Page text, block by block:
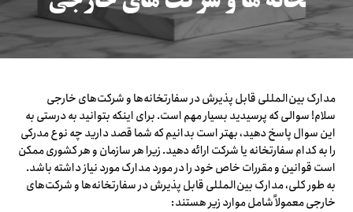
مدارک بین‌المللی قابل پذیرش در سفارتخانه‌ها و شرکت‌های خارجی
سلام! سوالی که پرسیدید بسیار مهم است. برای اینکه بتوانید به درستی به
این سوال پاسخ دهید، بهتر است بدانیم که شما قصد دارید چه نوع مدرکی
را به کدام سفارتخانه یا شرکت ارائه دهید. زیرا هر سازمان و هر کشوری ممکن
است قوانین و مقررات خاص خود را در مورد مدارک مورد نیاز داشته باشد.
به طور کلی، مدارک بین‌المللی قابل پذیرش در سفارتخانه‌ها و شرکت‌های
خارجی معمولاً شامل موارد زیر هستند: